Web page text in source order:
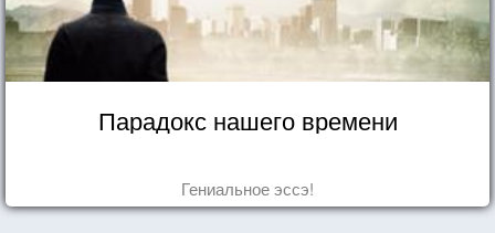
Парадокс нашего времени
Гениальное эссэ!